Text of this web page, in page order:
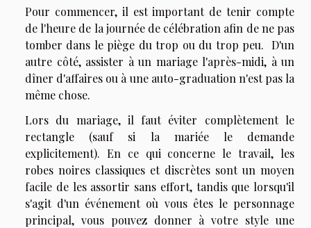
Pour commencer, il est important de tenir compte
de l'heure de la journée de célébration afin de ne pas
tomber dans le piège du trop ou du trop peu. D'un
autre côté, assister à un mariage l'après-midi, à un
dîner d'affaires ou à une auto-graduation n'est pas la
même chose.
Lors du mariage, il faut éviter complètement le
rectangle (sauf si la mariée le demande
explicitement). En ce qui concerne le travail, les
robes noires classiques et discrètes sont un moyen
facile de les assortir sans effort, tandis que lorsqu'il
s'agit d'un événement où vous êtes le personnage
principal, vous pouvez donner à votre style une